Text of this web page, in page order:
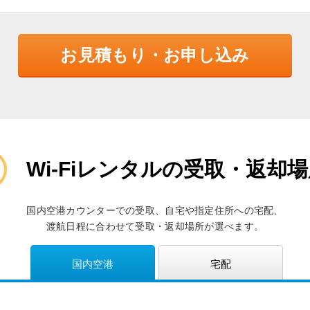
お見積もり・お申し込み
Wi-Fiレンタルの受取・返却
国内空港カウンターでの受取、自宅や指定住所への宅配、
渡航日程に合わせて受取・返却場所が選べます。
国内空港 宅配